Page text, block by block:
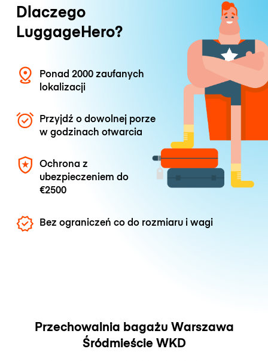
Dlaczego
LuggageHero?
Ponad 2000 zaufanych
lokalizacji
Przyjdź o dowolnej porze
w godzinach otwarcia
Ochrona z
ubezpieczeniem do
€2500
Bez ograniczeń co do rozmiaru i wagi
Przechowalnia bagażu Warszawa
Śródmieście WKD